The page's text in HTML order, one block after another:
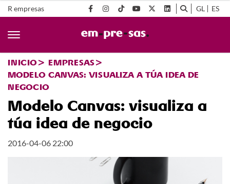
R empresas GL ES
INICIO
EMPRESAS
MODELO CANVAS: VISUALIZA A TÚA IDEA DE
NEGOCIO
Modelo Canvas: visualiza a
túa idea de negocio
2016-04-06 22:00